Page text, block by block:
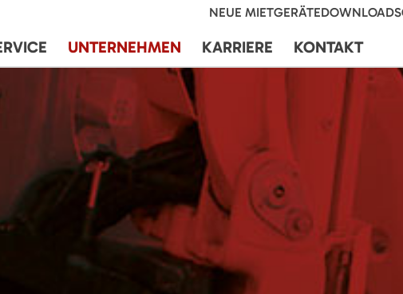
NEUE MIETGERÄTEDOWNLOADS
UNTERNEHMEN KARRIERE KONTAKT